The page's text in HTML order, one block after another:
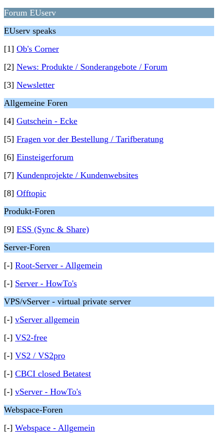
Forum EUserv
EUserv speaks
[1] Ob's Corner
[2] News: Produkte / Sonderangebote / Forum
[3] Newsletter
Allgemeine Foren
[4] Gutschein - Ecke
[5] Fragen vor der Bestellung / Tarifberatung
[6] Einsteigerforum
[7] Kundenprojekte / Kundenwebsites
[8] Offtopic
Produkt-Foren
[9] ESS (Sync & Share)
Server-Foren
[-] Root-Server - Allgemein
[-] Server - HowTo's
VPS/vServer - virtual private server
[-] vServer allgemein
[-] VS2-free
[-] VS2 / VS2pro
[-] CBCI closed Betatest
[-] vServer - HowTo's
Webspace-Foren
[-] Webspace - Allgemein